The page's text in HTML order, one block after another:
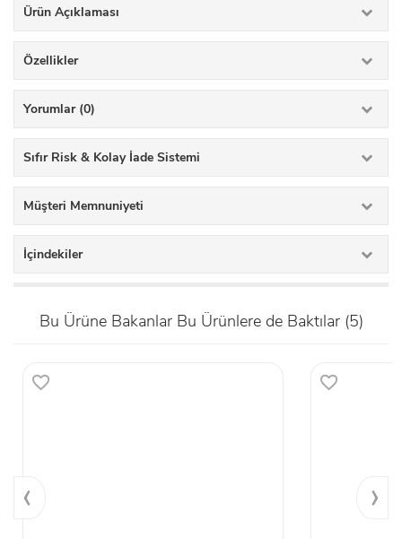
Ürün Açıklaması
Özellikler
Yorumlar (0)
Sıfır Risk & Kolay İade Sistemi
Müşteri Memnuniyeti
İçindekiler
Bu Ürüne Bakanlar Bu Ürünlere de Baktılar (5)
‹ ›